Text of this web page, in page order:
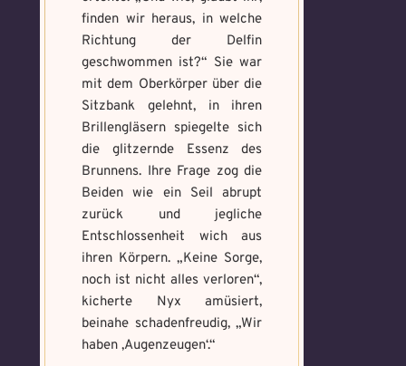
finden wir heraus, in welche
Richtung der Delfin
geschwommen ist?“ Sie war
mit dem Oberkörper über die
Sitzbank gelehnt, in ihren
Brillengläsern spiegelte sich
die glitzernde Essenz des
Brunnens. Ihre Frage zog die
Beiden wie ein Seil abrupt
zurück und jegliche
Entschlossenheit wich aus
ihren Körpern. „Keine Sorge,
noch ist nicht alles verloren“,
kicherte Nyx amüsiert,
beinahe schadenfreudig, „Wir
haben ‚Augenzeugen‘.“